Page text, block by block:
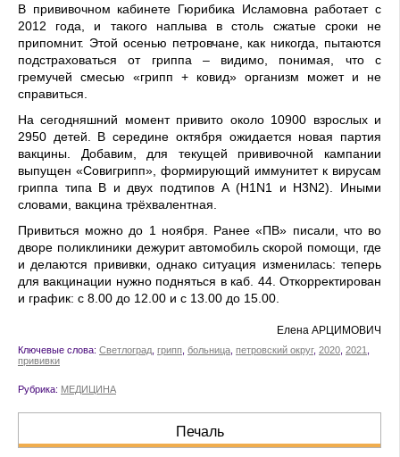
В прививочном кабинете Гюрибика Исламовна работает с
2012 года, и такого наплыва в столь сжатые сроки не
припомнит. Этой осенью петровчане, как никогда, пытаются
подстраховаться от гриппа – видимо, понимая, что с
гремучей смесью «грипп + ковид» организм может и не
справиться.
На сегодняшний момент привито около 10900 взрослых и
2950 детей. В середине октября ожидается новая партия
вакцины. Добавим, для текущей прививочной кампании
выпущен «Совигрипп», формирующий иммунитет к вирусам
гриппа типа В и двух подтипов А (H1N1 и Н3N2). Иными
словами, вакцина трёхвалентная.
Привиться можно до 1 ноября. Ранее «ПВ» писали, что во
дворе поликлиники дежурит автомобиль скорой помощи, где
и делаются прививки, однако ситуация изменилась: теперь
для вакцинации нужно подняться в каб. 44. Откорректирован
и график: с 8.00 до 12.00 и с 13.00 до 15.00.
Елена АРЦИМОВИЧ
Ключевые слова: Светлоград грипп больница петровский округ, 2020 2021
прививки
Рубрика: МЕДИЦИНА
Печаль